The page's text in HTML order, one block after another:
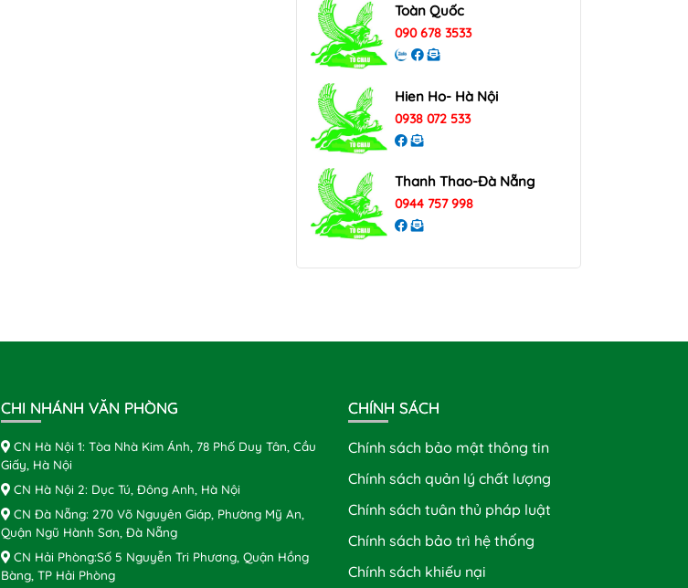
Toàn Quốc
090 678 3533
Hien Ho- Hà Nội
0938 072 533
Thanh Thao-Đà Nẵng
0944 757 998
CHI NHÁNH VĂN PHÒNG
CN Hà Nội 1: Tòa Nhà Kim Ánh, 78 Phố Duy Tân, Cầu
Giấy, Hà Nội
CN Hà Nội 2: Dục Tú, Đông Anh, Hà Nội
CN Đà Nẵng: 270 Võ Nguyên Giáp, Phường Mỹ An,
Quận Ngũ Hành Sơn, Đà Nẵng
CN Hải Phòng:Số 5 Nguyễn Tri Phương, Quận Hồng
Bàng, TP Hải Phòng
CHÍNH SÁCH
Chính sách bảo mật thông tin
Chính sách quản lý chất lượng
Chính sách tuân thủ pháp luật
Chính sách bảo trì hệ thống
Chính sách khiếu nại